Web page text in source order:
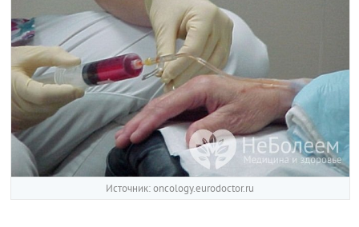
Источник: oncology.eurodoctor.ru